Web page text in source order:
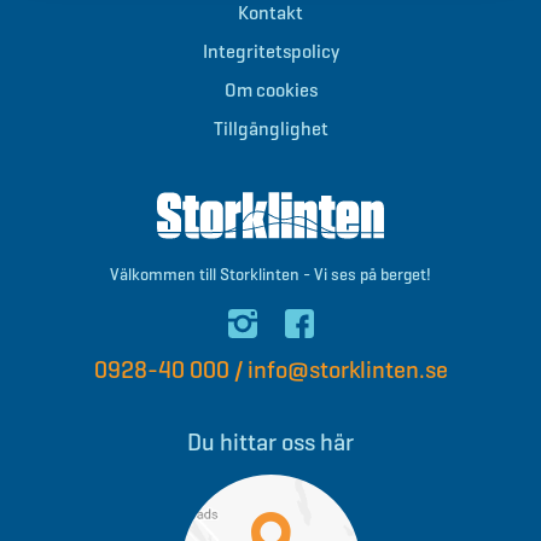
Kontakt
Integritetspolicy
Om cookies
Tillgänglighet
Välkommen till Storklinten - Vi ses på berget!
0928-40 000 / info@storklinten.se
Du hittar oss här